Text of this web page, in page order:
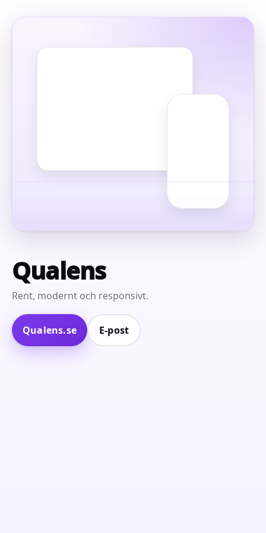
Qualens
Rent, modernt och responsivt.
Qualens.se E‑post